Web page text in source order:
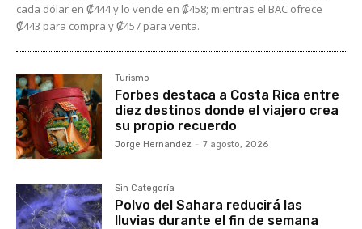
cada dólar en ₡444 y lo vende en ₡458; mientras el BAC ofrece
₡443 para compra y ₡457 para venta.
Turismo
Forbes destaca a Costa Rica entre
diez destinos donde el viajero crea
su propio recuerdo
Jorge Hernandez - 7 agosto, 2026
Sin Categoría
Polvo del Sahara reducirá las
lluvias durante el fin de semana